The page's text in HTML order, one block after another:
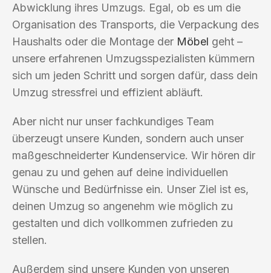
Abwicklung ihres Umzugs. Egal, ob es um die
Organisation des Transports, die Verpackung des
Haushalts oder die Montage der Möbel geht –
unsere erfahrenen Umzugsspezialisten kümmern
sich um jeden Schritt und sorgen dafür, dass dein
Umzug stressfrei und effizient abläuft.
Aber nicht nur unser fachkundiges Team
überzeugt unsere Kunden, sondern auch unser
maßgeschneiderter Kundenservice. Wir hören dir
genau zu und gehen auf deine individuellen
Wünsche und Bedürfnisse ein. Unser Ziel ist es,
deinen Umzug so angenehm wie möglich zu
gestalten und dich vollkommen zufrieden zu
stellen.
Außerdem sind unsere Kunden von unseren